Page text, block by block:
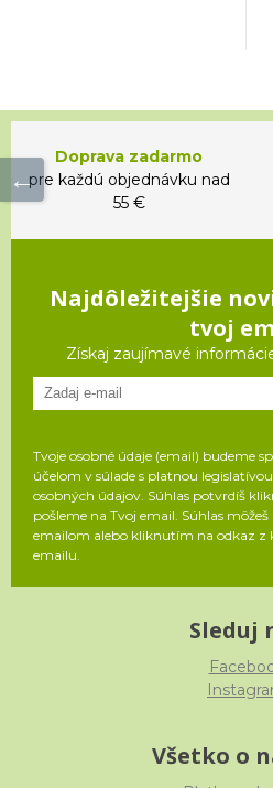
Doprava zadarmo
pre každú objednávku nad
55 €
Najdôležitejšie
tvoj
Získaj zaujímavé
Tvoje osobné údaje (email) budeme
účelom v súlade s platnou
osobných údajov. Súhlas potvrdíš
pošleme na Tvoj email. Súhlas
emailom alebo kliknutím na odkaz z
emailu.
Sleduj
Všetko o